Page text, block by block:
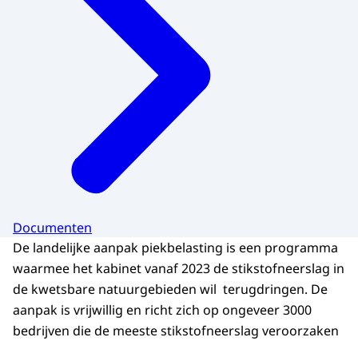
Documenten
De landelijke aanpak piekbelasting is een programma
waarmee het kabinet vanaf 2023 de stikstofneerslag in
de kwetsbare natuurgebieden wil terugdringen. De
aanpak is vrijwillig en richt zich op ongeveer 3000
bedrijven die de meeste stikstofneerslag veroorzaken